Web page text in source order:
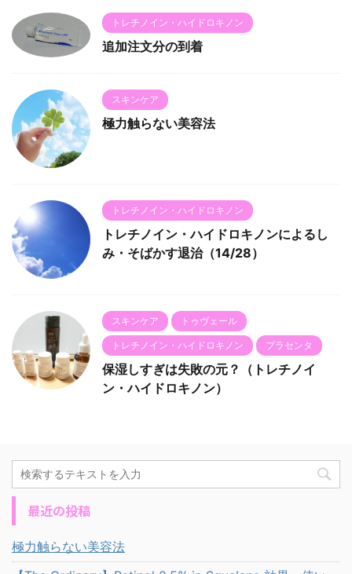
トレチノイン・ハイドロキノン
追加注文分の到着
スキンケア
極力触らない美容法
トレチノイン・ハイドロキノン
トレチノイン・ハイドロキノンによるし
み・そばかす退治（14/28）
スキンケア トゥヴェール
トレチノイン・ハイドロキノン プラセンタ
保湿しすぎは失敗の元？（トレチノイ
ン・ハイドロキノン）
最近の投稿
極力触らない美容法